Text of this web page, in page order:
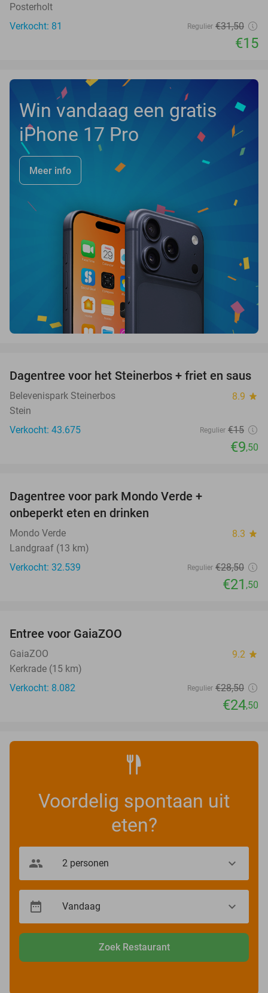
Posterholt
Verkocht: 81
Regulier €31,50
€15
Win vandaag een gratis
iPhone 17 Pro
Meer info
37%
Dagentree voor het Steinerbos + friet en saus
Belevenispark Steinerbos 8.9 star
Stein
Verkocht: 43.675
Regulier €15
€9,50
Dagentree voor park Mondo Verde +
onbeperkt eten en drinken
Mondo Verde 8.3 star
Landgraaf (13 km)
Verkocht: 32.539
Regulier €28,50
€21 ,50
Entree voor GaiaZOO
GaiaZOO 9.2 star
Kerkrade (15 km)
Verkocht: 8.082
Regulier €28,50
€24,50
Voordelig spontaan uit
eten?
Zoek Restaurant